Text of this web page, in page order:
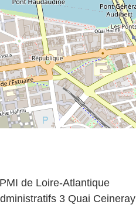
de Loire-Atlantique
3 Quai Ceineray